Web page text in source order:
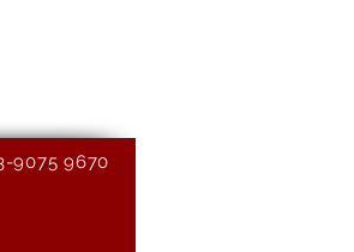
9670